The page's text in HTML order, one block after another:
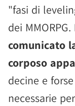
"fasi di
dei MMORPG.
comunicato
corposo
decine e
necessarie